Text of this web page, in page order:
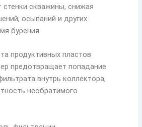
стенки скважины, снижая
осыпаний и других
бурения.
продуктивных пластов
предотвращает попадание
внутрь коллектора,
необратимого